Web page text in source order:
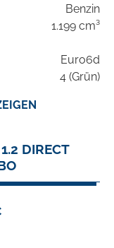
Benzin
1.199 cm³
Euro6d
4 (Grün)
DIRECT